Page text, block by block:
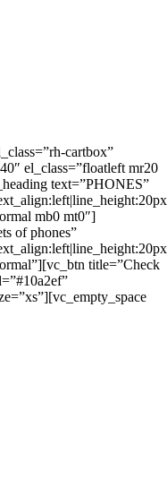
cartbox”
el_class=”floatleft mr20
text=”PHONES”
mb0 mt0″]
of phones”
title=”Check